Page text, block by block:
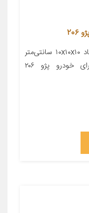
معرفی محصول جزئیات محصول ابعاد ۱۰x۱۰x۱۰ سانتی‌متر
جنس پلاستیک فشرده مناسب برای خودرو پژو ۲۰۶